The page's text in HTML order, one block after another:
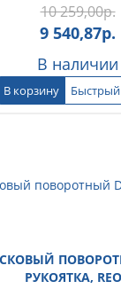
10 259,00р.
9 540,87р.
В наличии
В корзину Быстрый
РУКОЯТКА,